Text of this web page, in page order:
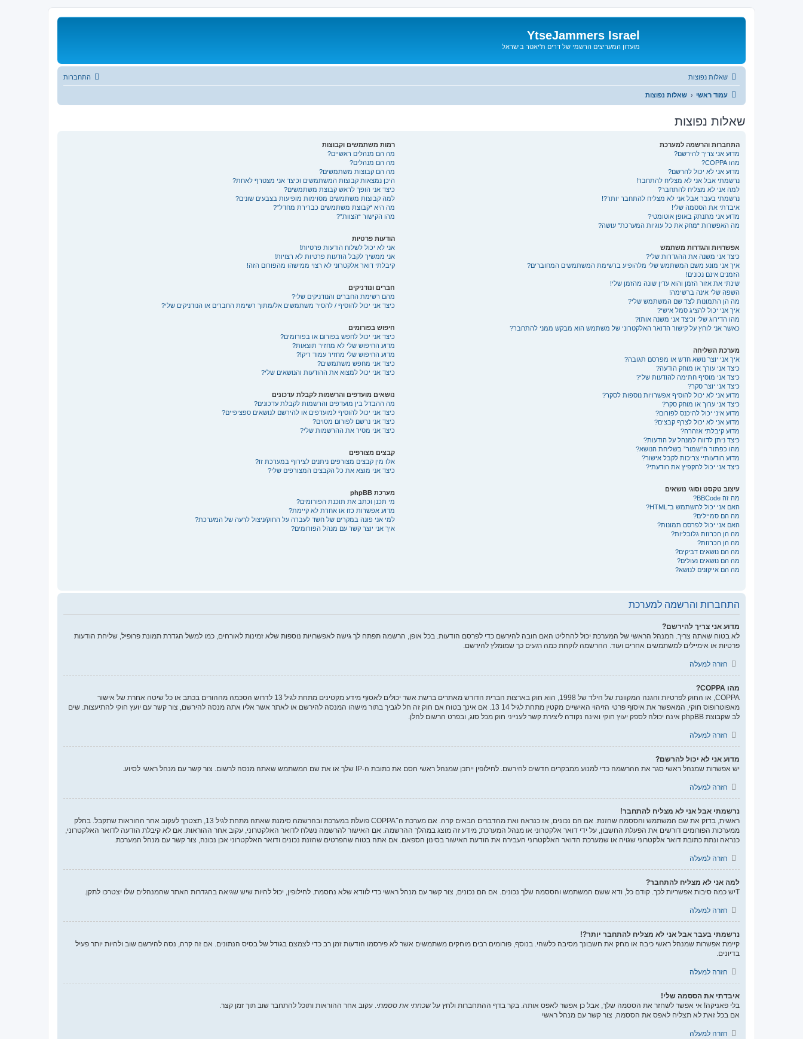
YtseJammers Israel
מועדון המעריצים הרשמי של דרים ת'יאטר בישראל
שאלות נפוצות התחברות
עמוד ראשי שאלות נפוצות
שאלות נפוצות
התחברות והרשמה למערכת
מדוע אני צריך להירשם?
מהו COPPA?
מדוע אני לא יכול להרשם?
נרשמתי אבל אני לא מצליח להתחבר!
למה אני לא מצליח להתחבר?
נרשמתי בעבר אבל אני לא מצליח להתחבר יותר?!
איבדתי את הססמה שלי!
מדוע אני מתנתק באופן אוטומטי?
מה האפשרות “מחק את כל עוגיות המערכת” עושה?
אפשרויות והגדרות משתמש
כיצד אני משנה את ההגדרות שלי?
איך אני מונע משם המשתמש שלי מלהופיע ברשימת המשתמשים המחוברים?
הזמנים אינם נכונים!
שינתי את אזור הזמן והוא עדין שונה מהזמן שלי!
השפה שלי אינה ברשימה!
מה הן התמונות לצד שם המשתמש שלי?
איך אני יכול להציג סמל אישי?
מהו הדירוג שלי וכיצד אני משנה אותו?
כאשר אני לוחץ על קישור הדואר האלקטרוני של משתמש הוא מבקש ממני להתחבר?
מערכת השליחה
איך אני יוצר נושא חדש או מפרסם תגובה?
כיצד אני עורך או מוחק הודעה?
כיצד אני מוסיף חתימה להודעות שלי?
כיצד אני יוצר סקר?
מדוע אני לא יכול להוסיף אפשרויות נוספות לסקר?
כיצד אני ערוך או מוחק סקר?
מדוע איני יכול להיכנס לפורום?
מדוע אני לא יכול לצרף קבצים?
מדוע קיבלתי אזהרה?
כיצד ניתן לדווח למנהל על הודעות?
מהו כפתור ה“שמור” בשליחת הנושא?
מדוע הודעותיי צריכות לקבל אישור?
כיצד אני יכול להקפיץ את הודעתי?
עיצוב טקסט וסוגי נושאים
מה זה BBCode?
האם אני יכול להשתמש ב־HTML?
מה הם סמיילים?
האם אני יכול לפרסם תמונות?
מה הן הכרזות גלובליות?
מה הן הכרזות?
מה הם נושאים דביקים?
מה הם נושאים נעולים?
מה הם אייקונים לנושא?
רמות משתמשים וקבוצות
מה הם מנהלים ראשיים?
מה הם מנהלים?
מה הם קבוצות משתמשים?
היכן נמצאות קבוצות המשתמשים וכיצד אני מצטרף לאחת?
כיצד אני הופך לראש קבוצת משתמשים?
למה קבוצות משתמשים מסוימות מופיעות בצבעים שונים?
מה היא “קבוצת משתמשים כברירת מחדל”?
מהו הקישור “הצוות”?
הודעות פרטיות
אני לא יכול לשלוח הודעות פרטיות!
אני ממשיך לקבל הודעות פרטיות לא רצויות!
קיבלתי דואר אלקטרוני לא רצוי ממישהו מהפורום הזה!
חברים ונודניקים
מהם רשימת החברים והנודניקים שלי?
כיצד אני יכול להוסיף / להסיר משתמשים אל/מתוך רשימת החברים או הנודניקים שלי?
חיפוש בפורומים
כיצד אני יכול לחפש בפורום או בפורומים?
מדוע החיפוש שלי לא מחזיר תוצאות?
מדוע החיפוש שלי מחזיר עמוד ריק!?
כיצד אני מחפש משתמשים?
כיצד אני יכול למצוא את ההודעות והנושאים שלי?
נושאים מועדפים והרשמות לקבלת עדכונים
מה ההבדל בין מועדפים והרשמות לקבלת עדכונים?
כיצד אני יכול להוסיף למועדפים או להירשם לנושאים ספציפיים?
כיצד אני נרשם לפורום מסוים?
כיצד אני מסיר את ההרשמות שלי?
קבצים מצורפים
אלו מין קבצים מצורפים ניתנים לצירוף במערכת זו?
כיצד אני מוצא את כל הקבצים המצורפים שלי?
מערכת phpBB
מי תכנן וכתב את תוכנת הפורומים?
מדוע אפשרות כזו או אחרת לא קיימת?
למי אני פונה במקרים של חשד לעברה על החוק/ניצול לרעה של המערכת?
איך אני יוצר קשר עם מנהל הפורומים?
התחברות והרשמה למערכת
מדוע אני צריך להירשם?
לא בטוח שאתה צריך. המנהל הראשי של המערכת יכול להחליט האם חובה להירשם כדי לפרסם הודעות. בכל אופן, הרשמה תפתח לך גישה לאפשרויות נוספות שלא זמינות לאורחים, כמו למשל הגדרת תמונת פרופיל, שליחת הודעות
פרטיות או אימיילים למשתמשים אחרים ועוד. ההרשמה לוקחת כמה רגעים כך שמומלץ להירשם.
חזרה למעלה
מהו COPPA?
COPPA, או החוק לפרטיות והגנה המקוונת של הילד של 1998, הוא חוק בארצות הברית הדורש מאתרים ברשת אשר יכולים לאסוף מידע מקטינים מתחת לגיל 13 לדרוש הסכמה מההורים בכתב או כל שיטה אחרת של אישור
מאפוטרופוס חוקי, המאפשר את איסוף פרטי הזיהוי האישיים מקטין מתחת לגיל 14 13. אם אינך בטוח אם חוק זה חל לגביך בתור מישהו המנסה להירשם או לאתר אשר אליו אתה מנסה להירשם, צור קשר עם יועץ חוקי להתיעצות. שים
לב שקבוצת phpBB אינה יכולה לספק יעוץ חוקי ואינה נקודה ליצירת קשר לענייני חוק מכל סוג, ובפרט הרשום להלן.
חזרה למעלה
מדוע אני לא יכול להרשם?
יש אפשרות שמנהל ראשי סגר את ההרשמה כדי למנוע ממבקרים חדשים להירשם. לחילופין ייתכן שמנהל ראשי חסם את כתובת ה-IP שלך או את שם המשתמש שאתה מנסה לרשום. צור קשר עם מנהל ראשי לסיוע.
חזרה למעלה
נרשמתי אבל אני לא מצליח להתחבר!
ראשית, בדוק את שם המשתמש והססמה שהזנת. אם הם נכונים, אז כנראה ואת מהדברים הבאים קרה. אם מערכת ה־COPPA פועלת במערכת ובהרשמה סימנת שאתה מתחת לגיל 13, תצטרך לעקוב אחר ההוראות שתקבל. בחלק
ממערכות הפורומים דורשים את הפעלת החשבון, על ידי דואר אלקטרוני או מנהל המערכת; מידע זה מוצג במהלך ההרשמה. אם האישור להרשמה נשלח לדואר האלקטרוני, עקוב אחר ההוראות. אם לא קיבלת הודעה לדואר האלקטרוני,
כנראה ונתת כתובת דואר אלקטרוני שגויה או שמערכת הדואר האלקטרוני העבירה את הודעת האישור בסינון הספאם. אם אתה בטוח שהפרטים שהזנת נכונים ודואר האלקטרוני אכן נכונה, צור קשר עם מנהל המערכת.
חזרה למעלה
למה אני לא מצליח להתחבר?
Tיש כמה סיבות אפשריות לכך. קודם כל, ודא ששם המשתמש והססמה שלך נכונים. אם הם נכונים, צור קשר עם מנהל ראשי כדי לוודא שלא נחסמת. לחילופין, יכול להיות שיש שגיאה בהגדרות האתר שהמנהלים שלו יצטרכו לתקן.
חזרה למעלה
נרשמתי בעבר אבל אני לא מצליח להתחבר יותר?!
קיימת אפשרות שמנהל ראשי כיבה או מחק את חשבונך מסיבה כלשהי. בנוסף, פורומים רבים מוחקים משתמשים אשר לא פירסמו הודעות זמן רב כדי לצמצם בגודל של בסיס הנתונים. אם זה קרה, נסה להירשם שוב ולהיות יותר פעיל
בדיונים.
חזרה למעלה
איבדתי את הססמה שלי!
בלי פאניקה! אי אפשר לשחזר את הססמה שלך, אבל כן אפשר לאפס אותה. בקר בדף ההתחברות ולחץ על שכחתי את ססמתי . עקוב אחר ההוראות ותוכל להתחבר שוב תוך זמן קצר.
אם בכל זאת לא תצליח לאפס את הססמה, צור קשר עם מנהל ראשי
חזרה למעלה